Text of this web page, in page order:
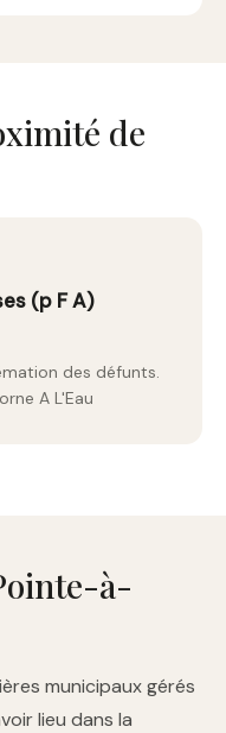
de
(p F A)
des défunts.
A L'Eau
à-
municipaux gérés
lieu dans la